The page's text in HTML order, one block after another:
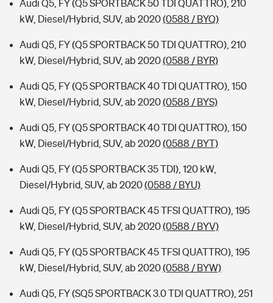
Audi Q5, FY (Q5 SPORTBACK 50 TDI QUATTRO), 210
kW, Diesel/Hybrid, SUV, ab 2020(0588 / BYQ)
Audi Q5, FY (Q5 SPORTBACK 50 TDI QUATTRO), 210
kW, Diesel/Hybrid, SUV, ab 2020(0588 / BYR)
Audi Q5, FY (Q5 SPORTBACK 40 TDI QUATTRO), 150
kW, Diesel/Hybrid, SUV, ab 2020(0588 / BYS)
Audi Q5, FY (Q5 SPORTBACK 40 TDI QUATTRO), 150
kW, Diesel/Hybrid, SUV, ab 2020(0588 / BYT)
Audi Q5, FY (Q5 SPORTBACK 35 TDI), 120 kW,
Diesel/Hybrid, SUV, ab 2020(0588 / BYU)
Audi Q5, FY (Q5 SPORTBACK 45 TFSI QUATTRO), 195
kW, Diesel/Hybrid, SUV, ab 2020(0588 / BYV)
Audi Q5, FY (Q5 SPORTBACK 45 TFSI QUATTRO), 195
kW, Diesel/Hybrid, SUV, ab 2020(0588 / BYW)
Audi Q5, FY (SQ5 SPORTBACK 3.0 TDI QUATTRO), 251